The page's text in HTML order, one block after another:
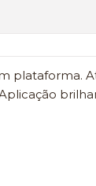
plataforma.